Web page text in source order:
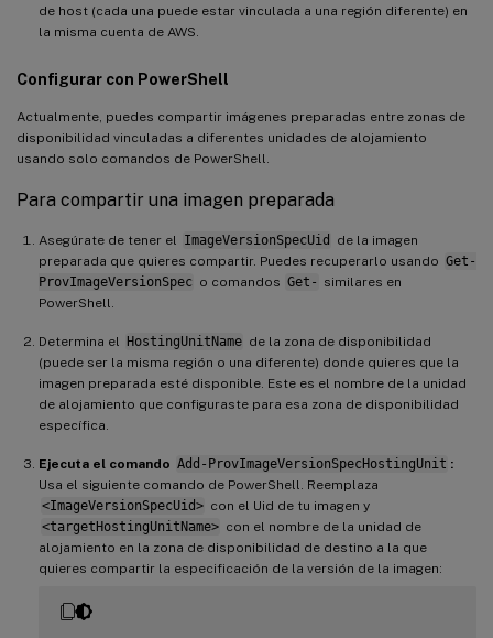
de host (cada una puede estar vinculada a una región diferente) en
la misma cuenta de AWS.
Configurar con PowerShell
Actualmente, puedes compartir imágenes preparadas entre zonas de
disponibilidad vinculadas a diferentes unidades de alojamiento
usando solo comandos de PowerShell.
Para compartir una imagen preparada
Asegúrate de tener el ImageVersionSpecUid
de la imagen
preparada que quieres compartir. Puedes recuperarlo usando Get-
ProvImageVersionSpec o comandos Get- similares en
PowerShell.
Determina el HostingUnitName de la zona de disponibilidad
(puede ser la misma región o una diferente) donde quieres que la
imagen preparada esté disponible. Este es el nombre de la unidad
de alojamiento que configuraste para esa zona de disponibilidad
específica.
Ejecuta el comando Add-ProvImageVersionSpecHostingUnit :
Usa el siguiente comando de PowerShell. Reemplaza
<ImageVersionSpecUid> con el Uid de tu imagen y
<targetHostingUnitName> con el nombre de la unidad de
alojamiento en la zona de disponibilidad de destino a la que
quieres compartir la especificación de la versión de la imagen: